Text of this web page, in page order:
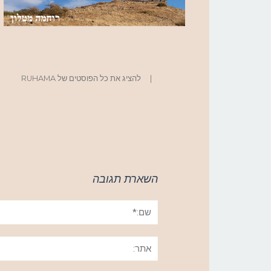
להציג את כל הפוסטים של RUHAMA
השארת תגובה
שם:*
אתר: